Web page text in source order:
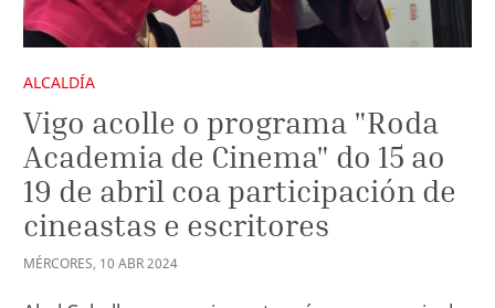
ALCALDÍA
Vigo acolle o programa "Roda
Academia de Cinema" do 15 ao
19 de abril coa participación de
cineastas e escritores
MÉRCORES, 10 ABR2024